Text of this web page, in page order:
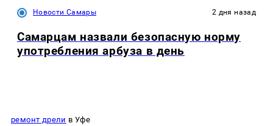
Новости Самары 2 дня назад
Самарцам назвали безопасную норму
употребления арбуза в день
ремонт дрели в Уфе